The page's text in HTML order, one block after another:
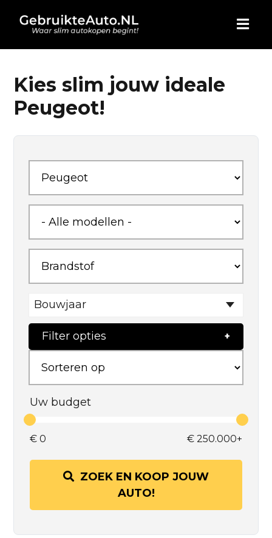
HOME
AUTO KOPEN
BLOG
WIE ZIJN WIJ
CONTACT
Kies slim jouw ideale
Peugeot!
Bouwjaar
Filter opties
Uw budget
€ 0 € 250.000+
ZOEK EN KOOP JOUW
AUTO!